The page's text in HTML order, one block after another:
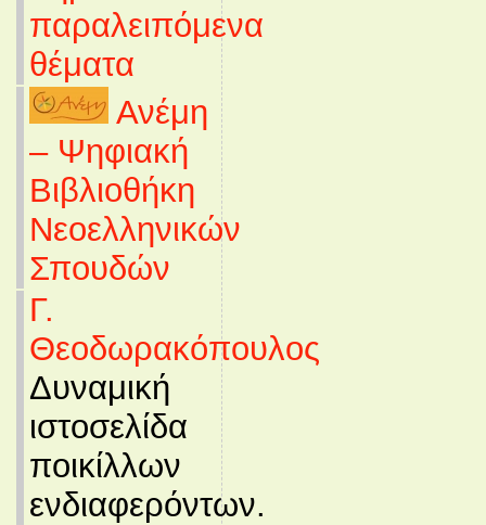
παραλειπόμενα
θέματα
Ανέμη
– Ψηφιακή
Βιβλιοθήκη
Νεοελληνικών
Σπουδών
Γ.
Θεοδωρακόπουλος
Δυναμική
ιστοσελίδα
ποικίλλων
ενδιαφερόντων.